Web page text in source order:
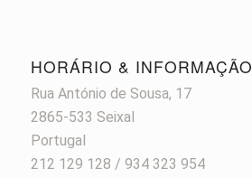
HORÁRIO & INFORMAÇÃO
Rua António de Sousa, 17
2865-533 Seixal
Portugal
212 129 128 / 934 323 954